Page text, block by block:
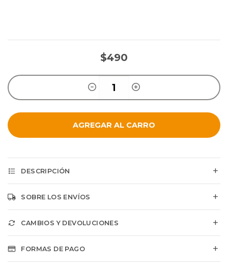
$490
AGREGAR AL CARRO
DESCRIPCIÓN
SOBRE LOS ENVÍOS
CAMBIOS Y DEVOLUCIONES
FORMAS DE PAGO